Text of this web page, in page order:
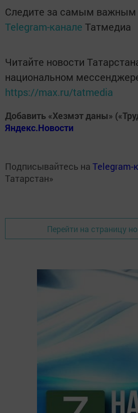
Следите за самым важным
Telegram-канале Татмедиа
Читайте новости
национальном
https://max.ru/tatmedia
Добавить «Хезмэт даны»
Яндекс.Новости
Подписывайтесь на Telegram-
Татарстан»
Перейти на страницу